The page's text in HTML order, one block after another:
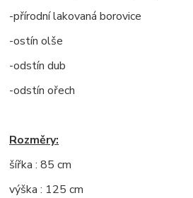
-přírodní lakovaná borovice
-ostín olše
-odstín dub
-odstín ořech
Rozměry:
šířka : 85 cm
výška : 125 cm